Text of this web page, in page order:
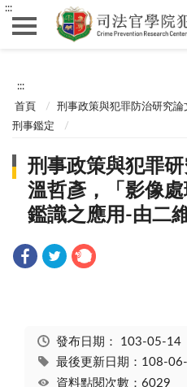
:::
:::
首頁 刑事政策與犯罪防治研究論
刑事鑑定
刑事政策與犯罪
溫哲彥，「影像
鑑識之應用-由二
發布日期： 103-05-14
最後更新日期：108-
資料點閱次數：6029